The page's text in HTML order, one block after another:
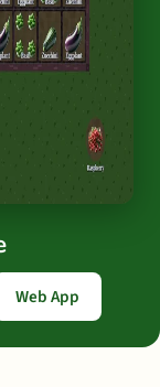
Web App